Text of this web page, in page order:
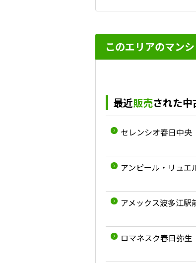
このエリアのマン
最近販売された
セレンシオ春日中央
アンピール・リュエ
アメックス波多江駅
ロマネスク春日弥生